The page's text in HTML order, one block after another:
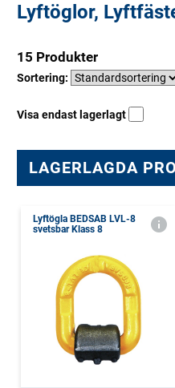
Lyftöglor,
15 Produkter
Sortering:
Visa endast lagerlagt
LAGERLAGDA
Lyftögla BEDSAB LVL-8
svetsbar Klass 8